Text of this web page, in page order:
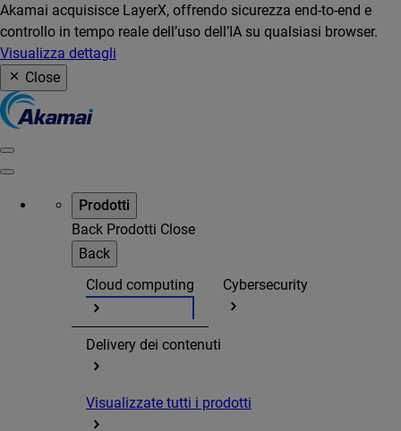
Akamai acquisisce LayerX, offrendo sicurezza end-to-end e
controllo in tempo reale dell’uso dell’IA su qualsiasi browser.
Visualizza dettagli
Close
Prodotti
Back Prodotti Close
Back
Cloud computing
Cybersecurity
Delivery dei contenuti
Visualizzate tutti i prodotti